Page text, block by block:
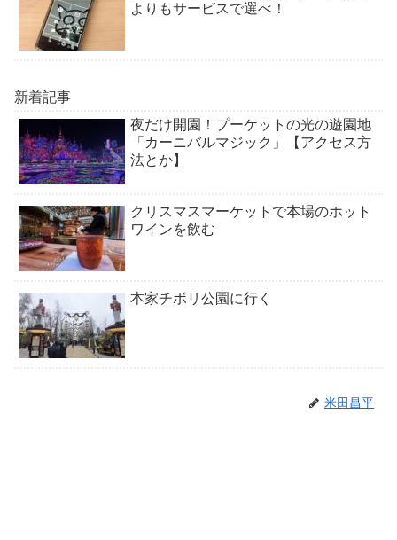
よりもサービスで選べ！
新着記事
夜だけ開園！プーケットの光の遊園地
「カーニバルマジック」【アクセス方
法とか】
クリスマスマーケットで本場のホット
ワインを飲む
本家チボリ公園に行く
米田昌平